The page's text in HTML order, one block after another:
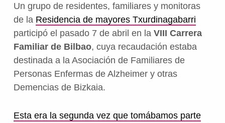
Un grupo de residentes, familiares y monitoras
de la Residencia de mayores Txurdinagabarri
participó el pasado 7 de abril en la VIII Carrera
Familiar de Bilbao, cuya recaudación estaba
destinada a la Asociación de Familiares de
Personas Enfermas de Alzheimer y otras
Demencias de Bizkaia.
Esta era la segunda vez que tomábamos parte